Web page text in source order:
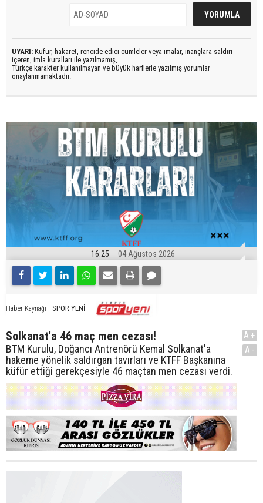
UYARI: Küfür, hakaret, rencide edici cümleler veya imalar, inançlara saldırı
içeren, imla kuralları ile yazılmamış,
Türkçe karakter kullanılmayan ve büyük harflerle yazılmış yorumlar
onaylanmamaktadır.
16:25 04 Ağustos 2026
Haber Kaynağı SPOR YENİ
Solkanat'a 46 maç men cezası!
BTM Kurulu, Doğancı Antrenörü Kemal Solkanat'a
hakeme yönelik saldırgan tavırları ve KTFF Başkanına
küfür ettiği gerekçesiyle 46 maçtan men cezası verdi.
A+
A-